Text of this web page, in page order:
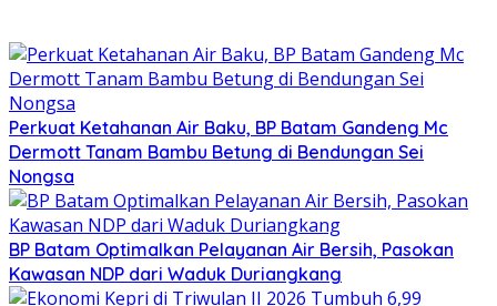
Perkuat Ketahanan Air Baku, BP Batam Gandeng Mc
Dermott Tanam Bambu Betung di Bendungan Sei
Nongsa
BP Batam Optimalkan Pelayanan Air Bersih, Pasokan
Kawasan NDP dari Waduk Duriangkang